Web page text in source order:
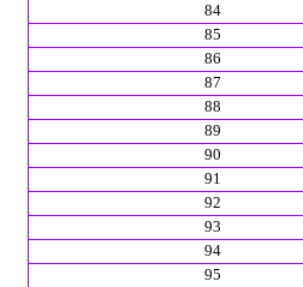
84
85
86
87
88
89
90
91
92
93
94
95